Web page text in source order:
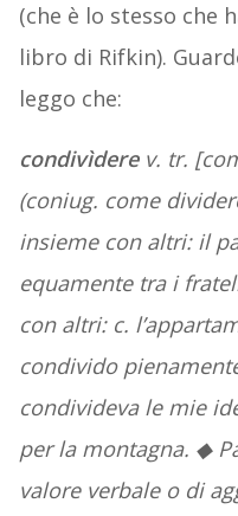
(che è lo stesso che
libro di Rifkin).
leggo che:
condivìderev. tr.
(coniug. come
insieme con altri: il
equamente tra i
con altri: c.
condivido
condivideva le mie
per la montagna. ◆
valore verbale o di